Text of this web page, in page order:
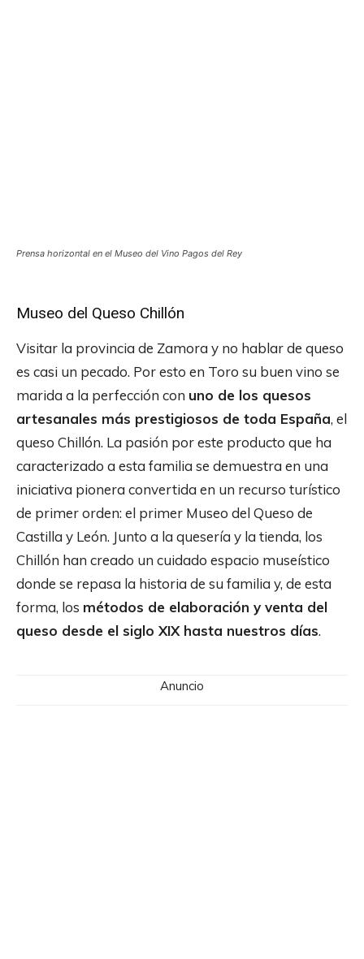
Prensa horizontal en el Museo del Vino Pagos del Rey
Museo del Queso Chillón
Visitar la provincia de Zamora y no hablar de queso
es casi un pecado. Por esto en Toro su buen vino se
marida a la perfección con uno de los quesos
artesanales más prestigiosos de toda España, el
queso Chillón. La pasión por este producto que ha
caracterizado a esta familia se demuestra en una
iniciativa pionera convertida en un recurso turístico
de primer orden: el primer Museo del Queso de
Castilla y León. Junto a la quesería y la tienda, los
Chillón han creado un cuidado espacio museístico
donde se repasa la historia de su familia y, de esta
forma, los métodos de elaboración y venta del
queso desde el siglo XIX hasta nuestros días.
Anuncio